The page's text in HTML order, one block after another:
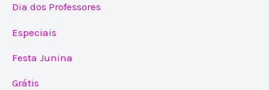
Dia dos Professores
Especiais
Festa Junina
Grátis